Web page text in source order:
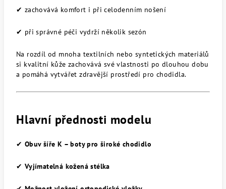
✔ zachovává komfort i při celodenním nošení
✔ při správné péči vydrží několik sezón
Na rozdíl od mnoha textilních nebo syntetických materiálů
si kvalitní kůže zachovává své vlastnosti po dlouhou dobu
a pomáhá vytvářet zdravější prostředí pro chodidla.
Hlavní přednosti modelu
✔ Obuv šíře K – boty pro široké chodidlo
✔ Vyjímatelná kožená stélka